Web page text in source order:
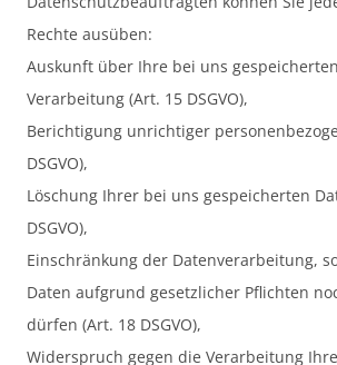
Rechte ausüben:
Auskunft über Ihre bei uns
Verarbeitung (Art. 15 DSGVO),
Berichtigung unrichtiger
DSGVO),
Löschung Ihrer bei uns gespeicherten
DSGVO),
Einschränkung der Datenverarbeitung,
Daten aufgrund gesetzlicher Pflichten
dürfen (Art. 18 DSGVO),
Widerspruch gegen die Verarbeitung